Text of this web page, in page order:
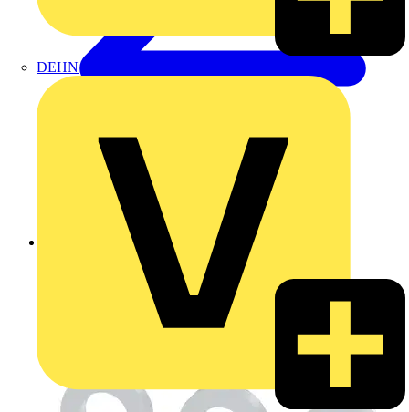
DEHN
Zurück zu Produkte